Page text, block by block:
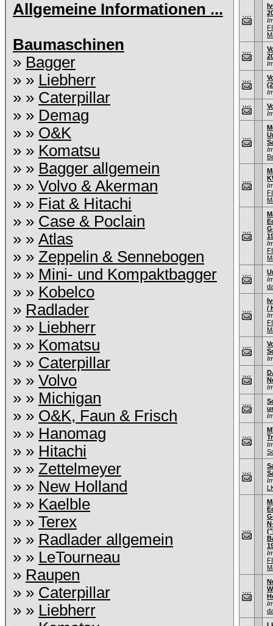
Allgemeine Informationen ...
Baumaschinen
» Bagger
» » Liebherr
» » Caterpillar
» » Demag
» » O&K
» » Komatsu
» » Bagger allgemein
» » Volvo & Akerman
» » Fiat & Hitachi
» » Case & Poclain
» » Atlas
» » Zeppelin & Sennebogen
» » Mini- und Kompaktbagger
» » Kobelco
» Radlader
» » Liebherr
» » Komatsu
» » Caterpillar
» » Volvo
» » Michigan
» » O&K, Faun & Frisch
» » Hanomag
» » Hitachi
» » Zettelmeyer
» » New Holland
» » Kaelble
» » Terex
» » Radlader allgemein
» » LeTourneau
» Raupen
» » Caterpillar
» » Liebherr
/